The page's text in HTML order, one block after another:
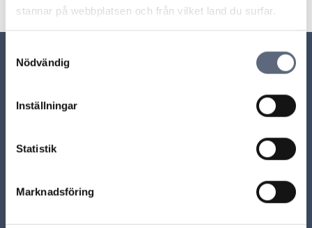
stannar på webbplatsen och från vilket land du surfar.
Nödvändig
Inställningar
Statistik
Marknadsföring
Hur tar jag reda på vilket företag som debiterat mig
Varför?